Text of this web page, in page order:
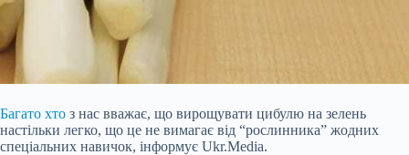
Багато хто з нас вважає, що вирощувати цибулю на зелень
настільки легко, що це не вимагає від “рослинника” жодних
спеціальних навичок, інформує Ukr.Media.